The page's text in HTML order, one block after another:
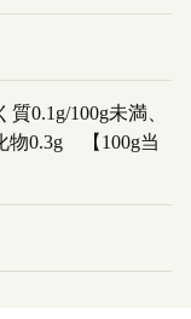
0.1g/100g未満、
物0.3g 【100g当